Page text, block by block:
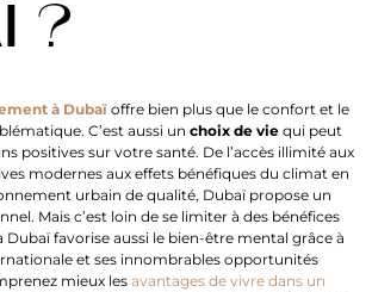
?
à Dubaï offre bien plus que le confort et le
C’est aussi un choix de vie qui peut
positives sur votre santé. De l’accès illimité aux
modernes aux effets bénéfiques du climat en
urbain de qualité, Dubaï propose un
Mais c’est loin de se limiter à des bénéfices
Dubaï favorise aussi le bien-être mental grâce à
et ses innombrables opportunités
mieux les avantages de vivre dans un